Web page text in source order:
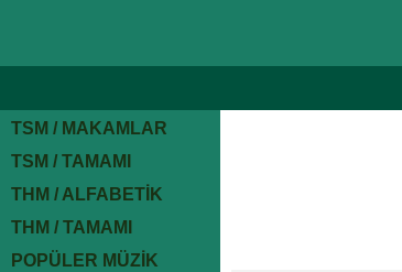
TSM / MAKAMLAR
TSM / TAMAMI
THM / ALFABETİK
THM / TAMAMI
POPÜLER MÜZİK